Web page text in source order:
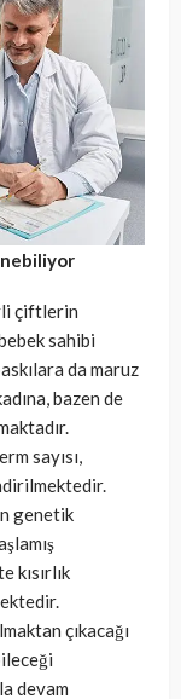
çiftlerin
sahibi
da maruz
bazen de
sayısı,
genetik
kısırlık
çıkacağı
devam